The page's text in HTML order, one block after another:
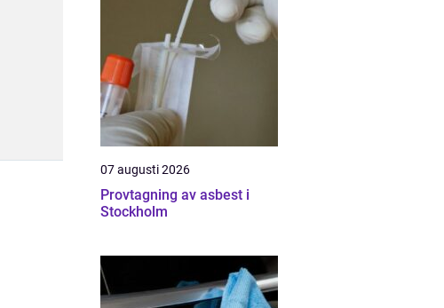
07 augusti 2026
Provtagning av asbest i
Stockholm